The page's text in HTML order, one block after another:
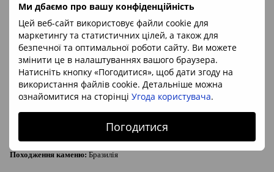
Ми дбаємо про вашу конфіденційність
Цей веб-сайт використовує файли cookie для
маркетингу та статистичних цілей, а також для
безпечної та оптимальної роботи сайту. Ви можете
змінити це в налаштуваннях вашого браузера.
Натисніть кнопку «Погодитися», щоб дати згоду на
використання файлів cookie. Детальніше можна
ознайомитися на сторінці Угода користувача.
Погодитися
Полірована галька з бразильського содаліту
Замовте оберіг з натурального бразильського содаліту в формі гальки
невеликого розміру. Це дуже зручно для носіння в сумці або рюкзаку.
Зробіть приємний подарунок дорогій людині, використовуйте енергію і
любов цього каменю
Розміри:
Походження каменю: Бразилія